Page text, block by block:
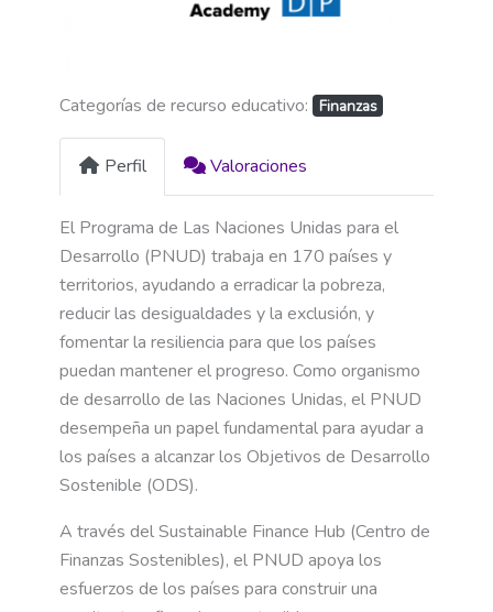
Categorías de recurso educativo: Finanzas
Perfil Valoraciones
El Programa de Las Naciones Unidas para el
Desarrollo (PNUD) trabaja en 170 países y
territorios, ayudando a erradicar la pobreza,
reducir las desigualdades y la exclusión, y
fomentar la resiliencia para que los países
puedan mantener el progreso. Como organismo
de desarrollo de las Naciones Unidas, el PNUD
desempeña un papel fundamental para ayudar a
los países a alcanzar los Objetivos de Desarrollo
Sostenible (ODS).
A través del Sustainable Finance Hub (Centro de
Finanzas Sostenibles), el PNUD apoya los
esfuerzos de los países para construir una